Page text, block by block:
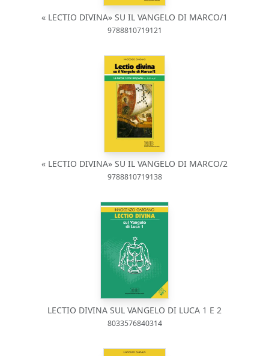
« LECTIO DIVINA» SU IL VANGELO DI MARCO/1
9788810719121
« LECTIO DIVINA» SU IL VANGELO DI MARCO/2
9788810719138
LECTIO DIVINA SUL VANGELO DI LUCA 1 E 2
8033576840314